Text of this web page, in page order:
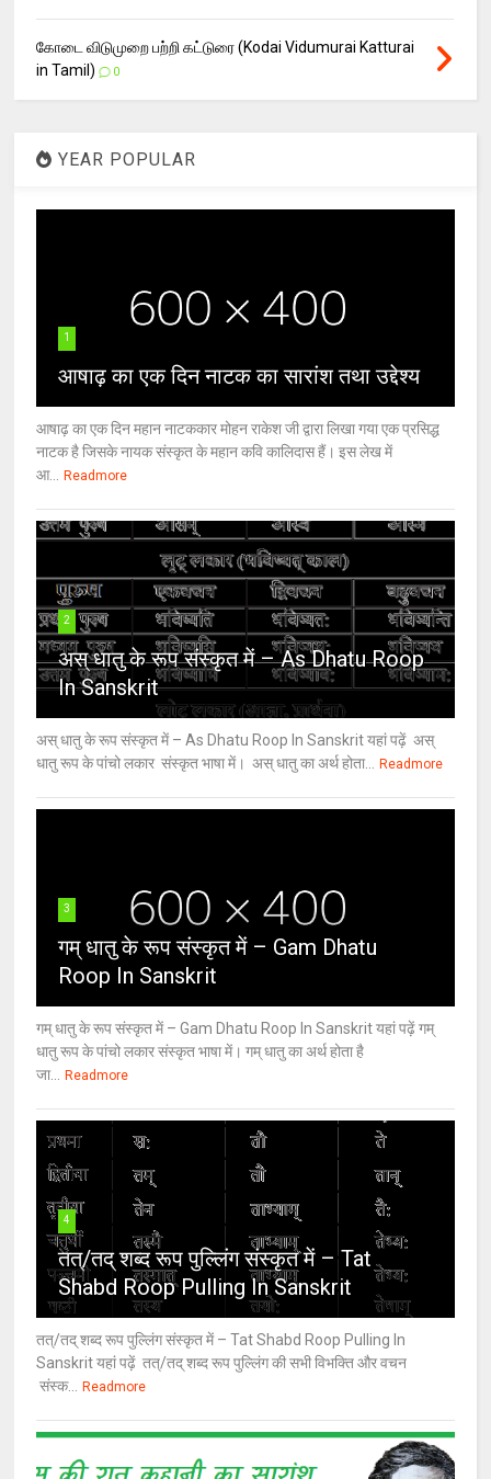
கோடை விடுமுறை பற்றி கட்டுரை (Kodai Vidumurai Katturai
in Tamil)
0
YEAR POPULAR
1
आषाढ़ का एक दिन नाटक का सारांश तथा उद्देश्य
आषाढ़ का एक दिन महान नाटककार मोहन राकेश जी द्वारा लिखा गया एक प्रसिद्ध
नाटक है जिसके नायक संस्कृत के महान कवि कालिदास हैं। इस लेख में
आ... Readmore
2
अस् धातु के रूप संस्कृत में – As Dhatu Roop
In Sanskrit
अस् धातु के रूप संस्कृत में – As Dhatu Roop In Sanskrit यहां पढ़ें अस्
धातु रूप के पांचो लकार संस्कृत भाषा में। अस् धातु का अर्थ होता... Readmore
3
गम् धातु के रूप संस्कृत में – Gam Dhatu
Roop In Sanskrit
गम् धातु के रूप संस्कृत में – Gam Dhatu Roop In Sanskrit यहां पढ़ें गम्
धातु रूप के पांचो लकार संस्कृत भाषा में। गम् धातु का अर्थ होता है
जा... Readmore
4
तत्/तद् शब्द रूप पुल्लिंग संस्कृत में – Tat
Shabd Roop Pulling In Sanskrit
तत्/तद् शब्द रूप पुल्लिंग संस्कृत में – Tat Shabd Roop Pulling In
Sanskrit यहां पढ़ें तत्/तद् शब्द रूप पुल्लिंग की सभी विभक्ति और वचन
संस्क... Readmore